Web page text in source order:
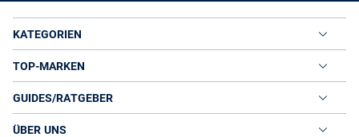
KATEGORIEN
TOP-MARKEN
GUIDES/RATGEBER
ÜBER UNS